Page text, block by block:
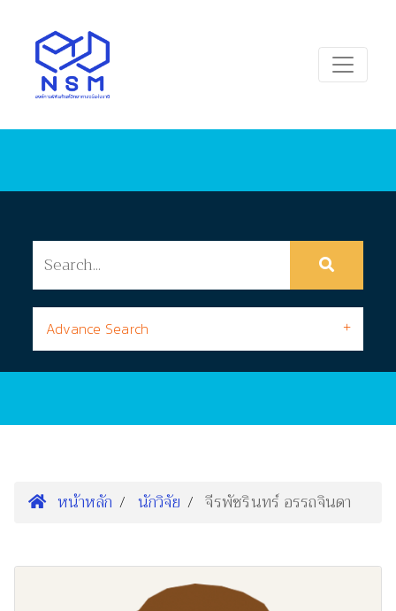
Advance Search
หน้าหลัก นักวิจัย จีรพัชรินทร์ อรรถจินดา